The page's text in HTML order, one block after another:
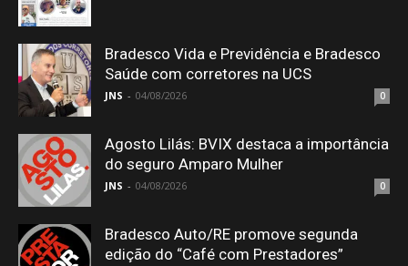
Bradesco Vida e Previdência e Bradesco
Saúde com corretores na UCS
JNS - 04/08/2026 0
Agosto Lilás: BVIX destaca a importância
do seguro Amparo Mulher
JNS - 04/08/2026 0
Bradesco Auto/RE promove segunda
edição do “Café com Prestadores”